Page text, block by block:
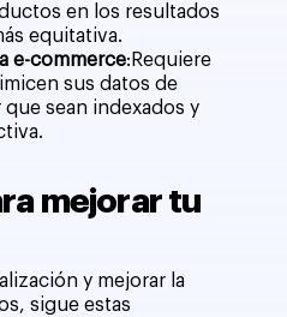
en los resultados
equitativa.
e-commerce:Requiere
sus datos de
sean indexados y
mejorar tu
y mejorar la
sigue estas